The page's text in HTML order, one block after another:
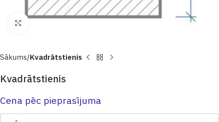
Sākums Kvadrātstienis
Kvadrātstienis
Cena pēc pieprasījuma